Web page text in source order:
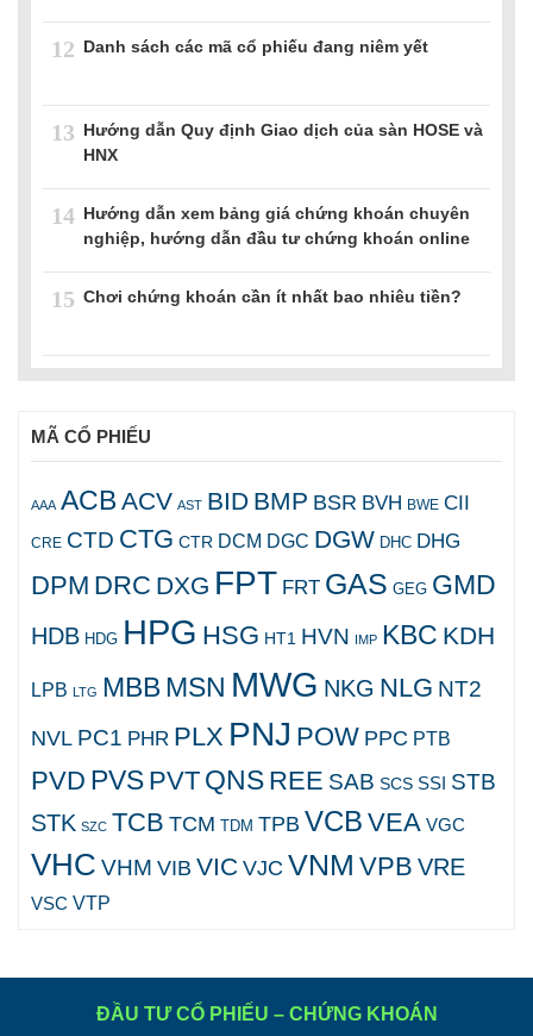
12 Danh sách các mã cổ phiếu đang niêm yết
13 Hướng dẫn Quy định Giao dịch của sàn HOSE và
HNX
14 Hướng dẫn xem bảng giá chứng khoán chuyên
nghiệp, hướng dẫn đầu tư chứng khoán online
15 Chơi chứng khoán cần ít nhất bao nhiêu tiền?
MÃ CỔ PHIẾU
AAA ACBACV AST BID BMP BSR BVH BWE CII
CRE CTD CTG CTR DCM DGC DGW DHC DHG
DPM DRC DXG FPT FRT GAS GEG GMD
HDB HDG HPG HSG HT1 HVN IMP KBC KDH
LPB LTG MBBMSN MWG NKG NLG NT2
NVL PC1 PHR PLX PNJ POW PPC PTB
PVD PVS PVT QNS REE SAB SCS SSI STB
STK SZC TCB TCM TDM TPB VCB VEA VGC
VHC VHM VIB VICVJC VNM VPB VRE
VSC VTP
ĐẦU TƯ CỔ PHIẾU – CHỨNG KHOÁN